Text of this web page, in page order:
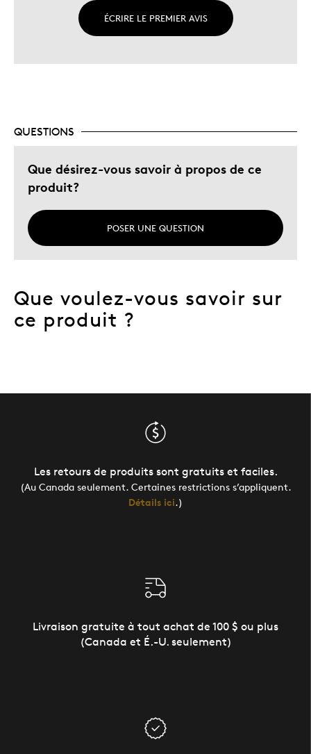
ÉCRIRE LE PREMIER AVIS
QUESTIONS
Que désirez-vous savoir à propos de ce
produit?
POSER UNE QUESTION
Que voulez-vous savoir sur
ce produit ?
Les retours de produits sont gratuits et faciles.
(Au Canada seulement. Certaines restrictions s’appliquent.
Détails ici.)
Livraison gratuite à tout achat de 100 $ ou plus
(Canada et É.-U. seulement)